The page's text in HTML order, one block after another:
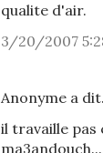
qualite d'air.
3/20/2007
Anonyme a
il travaille pas